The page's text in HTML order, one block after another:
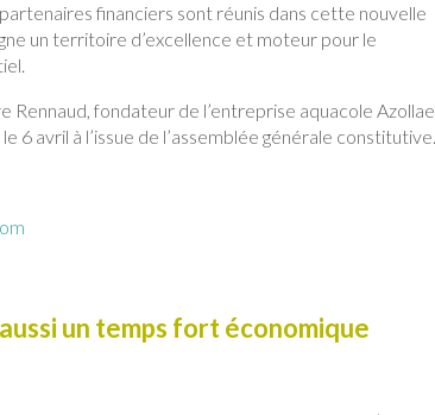
financiers sont réunis dans cette nouvelle
un territoire d’excellence et moteur pour le
Rennaud, fondateur de l’entreprise aquacole
6 avril à l’issue de l’assemblée générale
un temps fort économique